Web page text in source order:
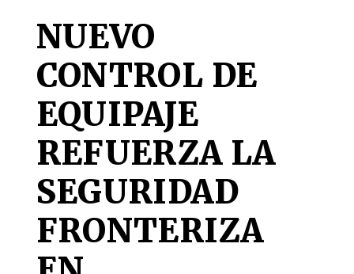
NUEVO
CONTROL DE
EQUIPAJE
REFUERZA LA
SEGURIDAD
FRONTERIZA